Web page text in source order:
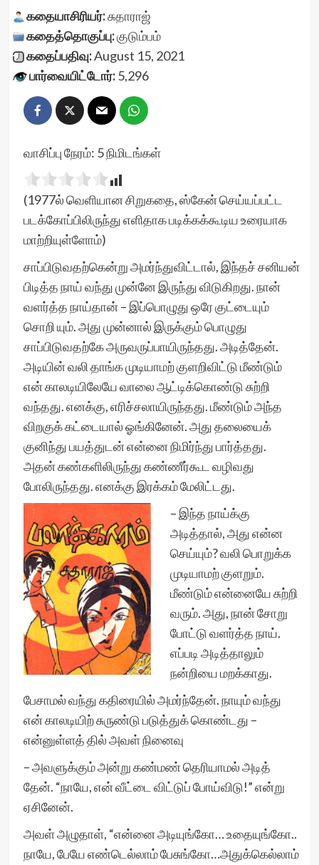
கதையாசிரியர்:சுதாராஜ்
கதைத்தொகுப்பு:குடும்பம்
கதைப்பதிவு:August 15, 2021
பார்வையிட்டோர்:5,296
வாசிப்பு நேரம்: 5நிமிடங்கள்
(1977ல் வெளியான சிறுகதை, ஸ்கேன் செய்யப்பட்ட
படக்கோப்பிலிருந்து எளிதாக படிக்கக்கூடிய உரையாக
மாற்றியுள்ளோம்)
சாப்பிடுவதற்கென்று அமர்ந்துவிட்டால், இந்தச் சனியன்
பிடித்த நாய் வந்து முன்னே இருந்து விடுகிறது. நான்
வளர்த்த நாய்தான் – இப்பொழுது ஒரே குட்டையும்
சொறி யும். அது முன்னால் இருக்கும் பொழுது
சாப்பிடுவதற்கே அருவருப்பாயிருந்தது. அடித்தேன்.
அடியின் வலி தாங்க முடியாமற் குளறிவிட்டு மீண்டும்
என் காலடியிலேயே வாலை ஆட்டிக்கொண்டு சுற்றி
வந்தது. எனக்கு, எரிச்சலாயிருந்தது. மீண்டும் அந்த
விறகுக் கட்டையால் ஓங்கினேன். அது தலையைக்
குனிந்து பயத்துடன் என்னை நிமிர்ந்து பார்த்தது.
அதன் கண்களிலிருந்து கண்ணீர்கூட வழிவது
போலிருந்தது. எனக்கு இரக்கம் மேலிட்டது.
– இந்த நாய்க்கு
அடித்தால், அது என்ன
செய்யும்? வலி பொறுக்க
முடியாமற் குளறும்.
மீண்டும் என்னையே சுற்றி
வரும். அது, நான் சோறு
போட்டு வளர்த்த நாய்.
எப்படி அடித்தாலும்
நன்றியை மறக்காது.
பேசாமல் வந்து கதிரையில் அமர்ந்தேன். நாயும் வந்து
என் காலடியிற் சுருண்டு படுத்துக் கொண்டது –
என்னுள்ளத் தில் அவள் நினைவு
– அவளுக்கும் அன்று கண்மண் தெரியாமல் அடித்
தேன். “நாயே, என் வீட்டை விட்டுப் போய்விடு!” என்று
ஏசினேன்.
அவள் அழுதாள், “என்னை அடியுங்கோ… உதையுங்கோ..
நாயே, பேயே எண்டெல்லாம் பேசுங்கோ…அதுக்கெல்லாம்